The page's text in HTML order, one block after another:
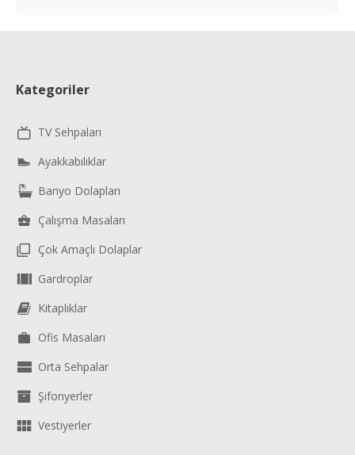
Kategoriler
TV Sehpaları
Ayakkabılıklar
Banyo Dolapları
Çalışma Masaları
Çok Amaçlı Dolaplar
Gardroplar
Kitaplıklar
Ofis Masaları
Orta Sehpalar
Şifonyerler
Vestiyerler